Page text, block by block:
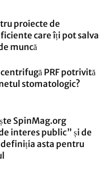
proiecte de
care îți pot salva
muncă
PRF potrivită
stomatologic?
SpinMag.org
interes public” și de
definiția asta pentru